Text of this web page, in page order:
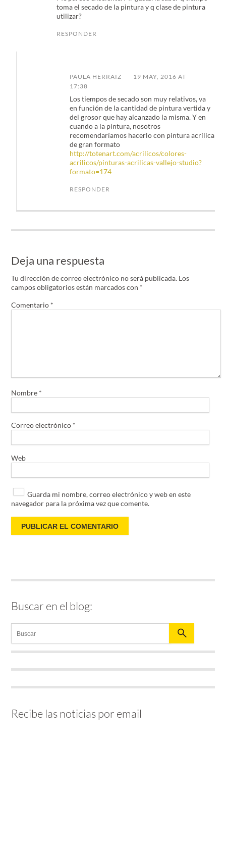
toma el secado de la pintura y q clase de pintura
utilizar?
RESPONDER
PAULA HERRAIZ
19 MAY, 2016 AT
17:38
Los tiempos de secado son muy relativos, va
en función de la cantidad de pintura vertida y
del grosor que hay alcanzado la misma. Y en
cuando a la pintura, nosotros
recomendaríamos hacerlo con pintura acrílica
de gran formato
http://totenart.com/acrilicos/colores-
acrilicos/pinturas-acrilicas-vallejo-studio?
formato=174
RESPONDER
Deja una respuesta
Tu dirección de correo electrónico no será publicada. Los
campos obligatorios están marcados con *
Comentario *
Nombre *
Correo electrónico *
Web
Guarda mi nombre, correo electrónico y web en este
navegador para la próxima vez que comente.
Buscar en el blog:
Recibe las noticias por email